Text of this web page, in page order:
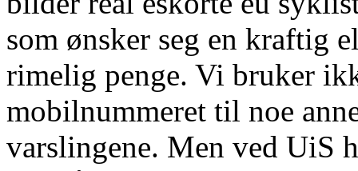
som ønsker seg en kraftig
rimelig penge. Vi bruker
mobilnummeret til noe
varslingene. Men ved UiS